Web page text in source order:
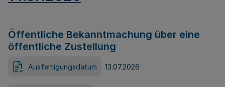
Öffentliche Bekanntmachung über eine
öffentliche Zustellung
Ausfertigungsdatum 13.07.2026